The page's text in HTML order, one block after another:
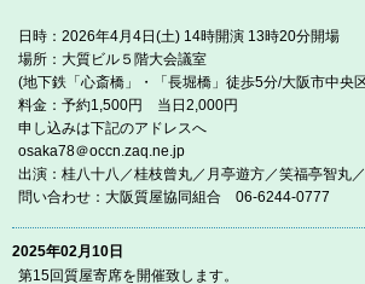
日時：2026年4月4日(土) 14時開演 13時20分開場
場所：大質ビル５階大会議室
(地下鉄「心斎橋」・「長堀橋」徒歩5分/大阪市中央
料金：予約1,500円 当日2,000円
申し込みは下記のアドレスへ
osaka78＠occn.zaq.ne.jp
出演：桂八十八／桂枝曾丸／月亭遊方／笑福亭智丸
問い合わせ：大阪質屋協同組合 06-6244-0777
2025年02月10日
第15回質屋寄席を開催致します。